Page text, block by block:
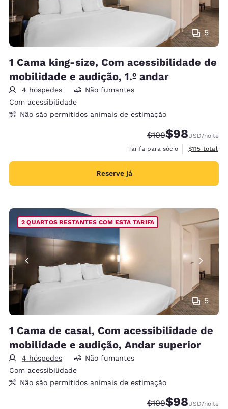
5
1 Cama king-size, Com acessibilidade de
mobilidade e audição, 1.º andar
4 hóspedes
Não fumantes
Com acessibilidade
Não são permitidos animais de estimação
Tarifa anterior
$109Tarifa com
$98USD/noite
Tarifa para sócio
Exibir
$115 total
Reserve já
5
2 QUARTOS RESTANTES COM ESTA TARIFA
1 Cama de casal, Com acessibilidade de
mobilidade e audição, Andar superior
4 hóspedes
Não fumantes
Com acessibilidade
Não são permitidos animais de estimação
Tarifa anterior
$109Tarifa com
$98USD/noite